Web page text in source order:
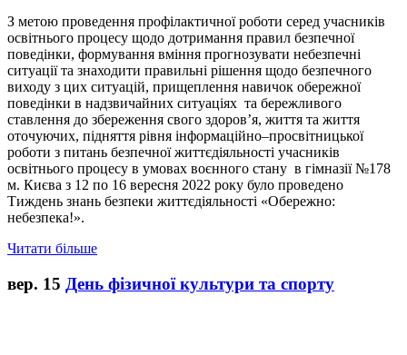
З метою проведення профілактичної роботи серед учасників
освітнього процесу щодо дотримання правил безпечної
поведінки, формування вміння прогнозувати небезпечні
ситуації та знаходити правильні рішення щодо безпечного
виходу з цих ситуацій, прищеплення навичок обережної
поведінки в надзвичайних ситуаціях та бережливого
ставлення до збереження свого здоров’я, життя та життя
оточуючих, підняття рівня інформаційно–просвітницької
роботи з питань безпечної життєдіяльності учасників
освітнього процесу в умовах воєнного стану в гімназії №178
м. Києва з 12 по 16 вересня 2022 року було проведено
Тиждень знань безпеки життєдіяльності «Обережно:
небезпека!».
Читати більше
вер. 15 День фізичної культури та спорту